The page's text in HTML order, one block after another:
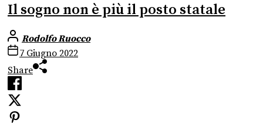
Il sogno non è più il posto statale
Rodolfo Ruocco
7 Giugno 2022
Share